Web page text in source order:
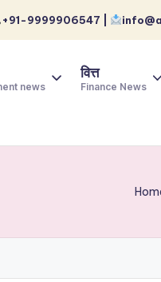
+91-9999906547 |
news
वित्त
Finance News